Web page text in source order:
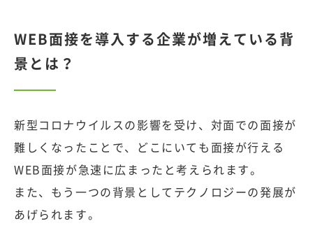
WEB面接を導入する企業が増えている背
景とは？
新型コロナウイルスの影響を受け、対面での面接が
難しくなったことで、どこにいても面接が行える
WEB面接が急速に広まったと考えられます。
また、もう一つの背景としてテクノロジーの発展が
あげられます。